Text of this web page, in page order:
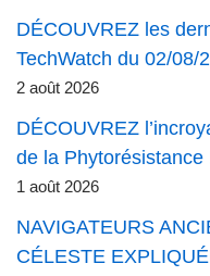
DÉCOUVREZ les
TechWatch du 02/08/
2 août 2026
DÉCOUVREZ
de la Phytorésistance
1 août 2026
NAVIGATEURS
CÉLESTE